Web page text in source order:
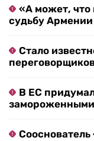
«А может,
судьбу
Стало
В ЕС